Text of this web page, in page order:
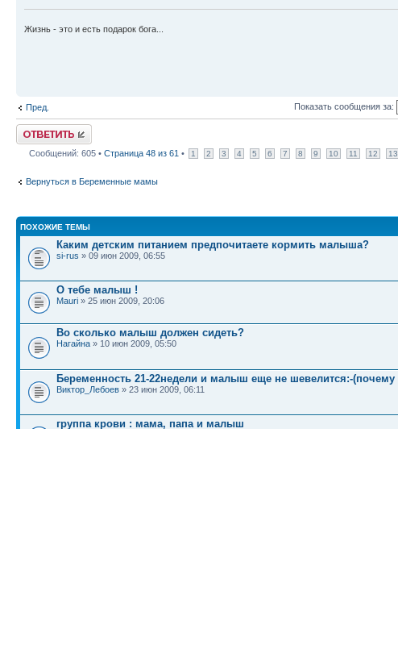
Жизнь - это и есть подарок бога...
Пред. Показать сообщения за:
Ответить
Сообщений: 605 • Страница 48 из 61 • 1 2 3 4 5 6 7 8 9 10 11 12 13
Вернуться в Беременные мамы
ПОХОЖИЕ ТЕМЫ
Каким детским питанием предпочитаете кормить малыша?
si-rus » 09 июн 2009, 06:55
О тебе малыш !
Mauri » 25 июн 2009, 20:06
Во сколько малыш должен сидеть?
Нагайна » 10 июн 2009, 05:50
Беременность 21-22недели и малыш еще не шевелится:-(почему
Виктор_Лебоев » 23 июн 2009, 06:11
группа крови : мама, папа и малыш